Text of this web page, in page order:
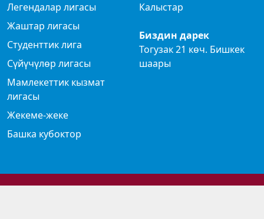
Легендалар лигасы
Жаштар лигасы
Студенттик лига
Сүйүчүлөр лигасы
Мамлекеттик кызмат
лигасы
Жекеме-жеке
Башка кубоктор
Калыстар
Биздин дарек
Тогузак 21 көч. Бишкек
шаары